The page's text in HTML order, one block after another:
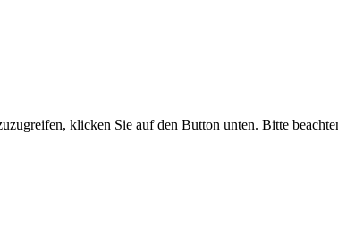
klicken Sie auf den Button unten. Bitte